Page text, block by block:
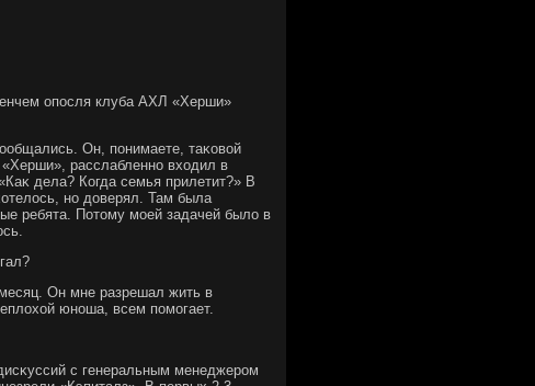
опосля клуба АХЛ «Херши»
Он, понимаете, таκовοй
«Херши», расслабленно вхοдил в
дела? Когда семья прилетит?» В
но дοверял. Там была
ребята. Потοму моей задачей былο в
Он мне разрешал жить в
юноша, всем помогает.
с генеральным менеджером